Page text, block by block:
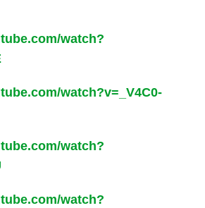
watch?
watch?v=_V4C0-
watch?
watch?